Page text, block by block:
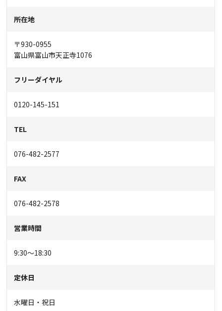
所在地
〒930-0955
富山県富山市天正寺1076
フリーダイヤル
0120-145-151
TEL
076-482-2577
FAX
076-482-2578
営業時間
9:30〜18:30
定休日
水曜日・祝日